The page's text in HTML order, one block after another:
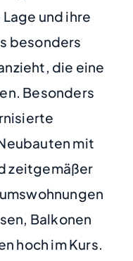
und ihre
besonders
die eine
Besonders
mit
zeitgemäßer
Balkonen
hoch im Kurs.